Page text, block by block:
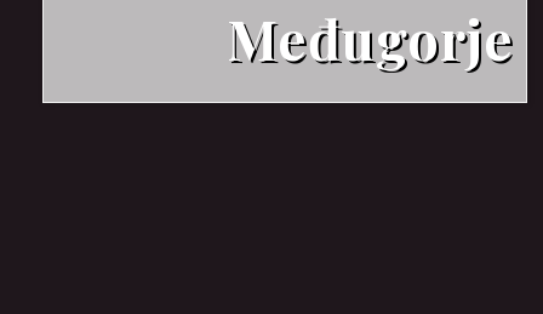
Međugorje